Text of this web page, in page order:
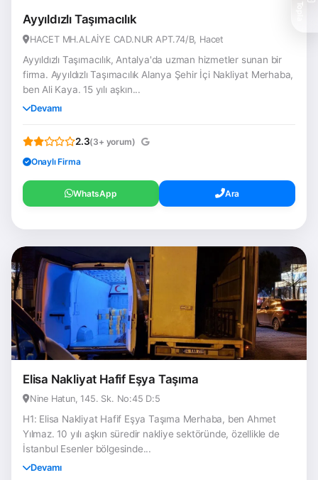
Ayyıldızlı Taşımacılık
HACET MH.ALAİYE CAD.NUR APT.74/B, Hacet
Ayyıldızlı Taşımacılık, Antalya'da uzman hizmetler sunan bir
firma. Ayyıldızlı Taşımacılık Alanya Şehir İçi Nakliyat Merhaba,
ben Ali Kaya. 15 yılı aşkın...
Devamı
2.3(3+ yorum)
Onaylı Firma
WhatsApp Ara
Elisa Nakliyat Hafif Eşya Taşıma
Nine Hatun, 145. Sk. No:45 D:5
H1: Elisa Nakliyat Hafif Eşya Taşıma Merhaba, ben Ahmet
Yılmaz. 10 yılı aşkın süredir nakliye sektöründe, özellikle de
İstanbul Esenler bölgesinde...
Devamı